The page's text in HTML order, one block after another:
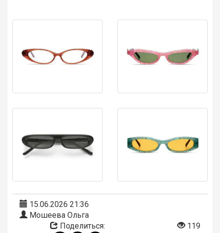
15.06.2026 21:36
Мошеева Ольга
Поделиться:
119